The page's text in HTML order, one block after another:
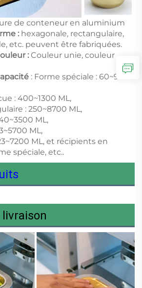
de conteneur en aluminium
: hexagonale, rectangulaire,
etc. peuvent être fabriquées.
: Couleur unie, couleur
: Forme spéciale : 60~900
: 400~1300 ML,
: 250~8700 ML,
ML,
ML,
ML, et récipients en
spéciale, etc..